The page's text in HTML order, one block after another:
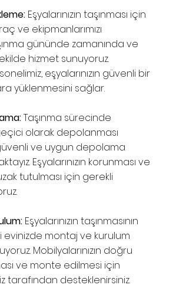
Eşyalarınızın taşınması için
ve ekipmanlarımızı
gününde zamanında ve
hizmet sunuyoruz.
eşyalarınızın güvenli bir
yüklenmesini sağlar.
Taşınma sürecinde
olarak depolanması
ve uygun depolama
Eşyalarınızın korunması ve
tutulması için gerekli
Eşyalarınızın taşınmasının
evinizde montaj ve kurulum
Mobilyalarınızın doğru
ve monte edilmesi için
tarafından desteklenirsiniz.